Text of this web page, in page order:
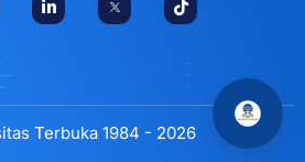
Terbuka 1984 - 2026